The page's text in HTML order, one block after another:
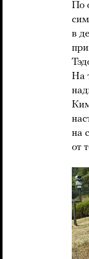
По
в
На
на
от